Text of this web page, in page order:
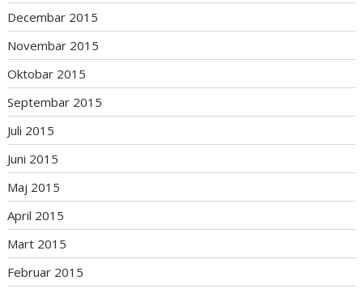
Decembar 2015
Novembar 2015
Oktobar 2015
Septembar 2015
Juli 2015
Juni 2015
Maj 2015
April 2015
Mart 2015
Februar 2015